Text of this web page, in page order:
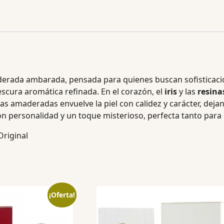
ambarada, pensada para quienes buscan
aromática refinada. En el corazón, el irisy las
amaderadas envuelve la piel con calidez y carácter,
personalidad y un toque misterioso, perfecta tanto
¡Oferta!